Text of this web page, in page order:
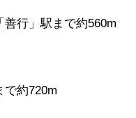
行」駅まで約560m
で約720m